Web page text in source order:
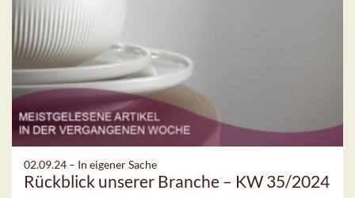
02.09.24 – In eigener Sache
Rückblick unserer Branche – KW 35/2024